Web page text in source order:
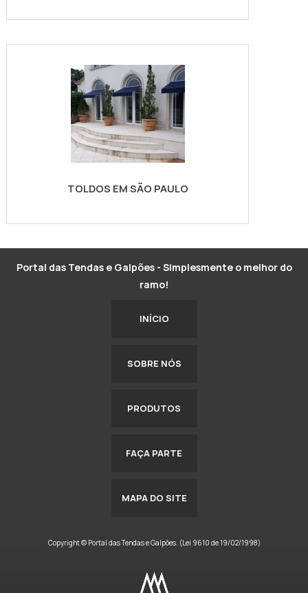
TOLDOS EM SÃO PAULO
Portal das Tendas e Galpões - Simplesmente o melhor do
ramo!
INÍCIO
SOBRE NÓS
PRODUTOS
FAÇA PARTE
MAPA DO SITE
Copyright © Portal das Tendas e Galpões. (Lei 9610 de 19/02/1998)